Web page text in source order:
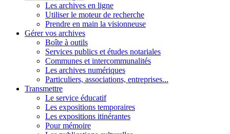
Les archives en ligne
Utiliser le moteur de recherche
Prendre en main la visionneuse
Gérer vos archives
Boîte à outils
Services publics et études notariales
Communes et intercommunalités
Les archives numériques
Particuliers, associations, entreprises...
Transmettre
Le service éducatif
Les expositions temporaires
Les expositions itinérantes
Pour mémoire